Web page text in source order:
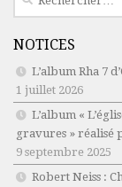
NOTICES
L’album Rha 7
1 juillet 2026
L’album «
gravures » réalisé
9 septembre 2025
Robert Neiss :